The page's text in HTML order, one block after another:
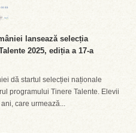
lansează selecția
2025, ediția a 17-a
dă startul selecției naționale
programului Tinere Talente. Elevii
care urmează...